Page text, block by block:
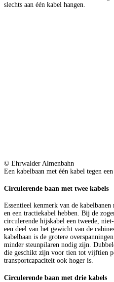
slechts aan één kabel hangen.
© Ehrwalder Almenbahn
Een kabelbaan met één kabel tegen
Circulerende baan met twee kabels
Essentieel kenmerk van de
en een tractiekabel hebben. Bij de
circulerende hijskabel een tweede,
een deel van het gewicht van de
kabelbaan is de grotere
minder steunpilaren nodig zijn.
die geschikt zijn voor tien tot vijftien
transportcapaciteit ook hoger is.
Circulerende baan met drie kabels